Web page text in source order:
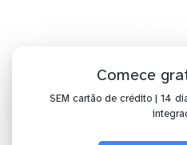
Comece
SEM cartão de crédito | 14